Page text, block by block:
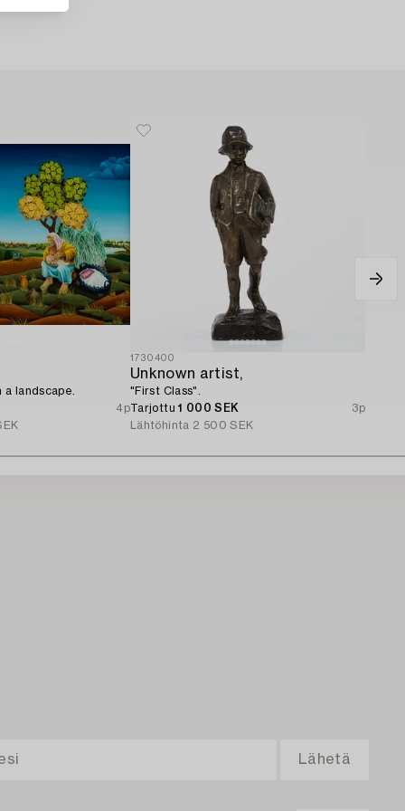
landscape.
4p
1730400
Unknown artist,
"First Class".
Tarjottu1 000 SEK
3p
Lähtöhinta 2 500 SEK